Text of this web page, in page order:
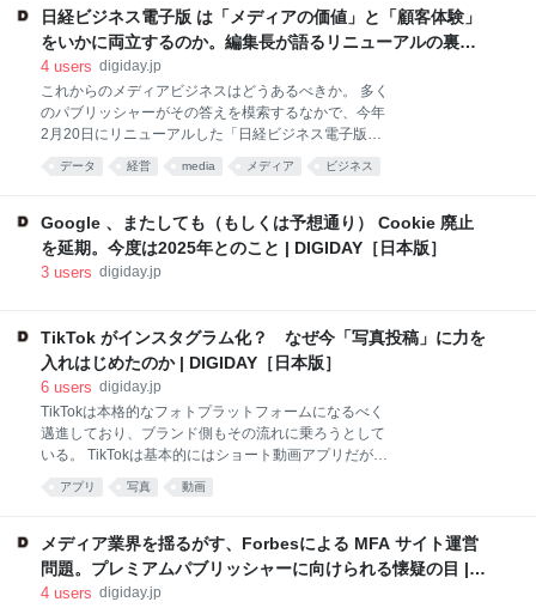
見抜き、コミュニケーションの深度を高めることはな
かなか難しい。 DIGIDAY[日本版]のインタビューシリ
ーズ「LOOK INSIDE！―マーケターの思考をのぞく
口に、そこに秘めたマーケターの想いや思考を追って
いく。 今回は、求人情報サービス「バイトル」を運営
するディップ株式会社でソーシャルメディア課長を務
める寄藤紀子氏に、同社の新事業である「ビズリア
日経ビジネス電子版 は「メディアの価値」と「顧客体験」
をいかに両立するのか。編集長が語るリニューアルの裏側 |
DIGIDAY［日本版］
4 users digiday.jp
これからのメディアビジネスはどうあるべきか。 多く
のパブリッシャーがその答えを模索するなかで、今年
2月20日にリニューアルした「日経ビジネス電子版」
は、読者を「顧客」に置き換えることで社内の意識を
変えていった。 今回の刷 […] これからのメディアビジ
答えを模索するなかで、今年2月20日にリニューアル
した「日経ビジネス電子版」は、読者を「顧客」に置
き換えることで社内の意識を変えていった。 今回の刷
コンサルティングとデザインを掛け合わせたサービス
で国内外に実績のあるグローバル・イノベーション・
ファーム「I&CO（アイアンドコー）」だ。
Advertisement 日経ビジネス電子版はどのようなプロ
セスを経て、どう生まれ変わったのか。そして今後の
メデ
データ 経営 media メディア ビジネス
Google 、またしても（もしくは予想通り） Cookie 廃止
を延期。今度は2025年とのこと | DIGIDAY［日本版］
3 users digiday.jp
TikTok がインスタグラム化？ なぜ今「写真投稿」に力を
入れはじめたのか | DIGIDAY［日本版］
6 users digiday.jp
TikTokは本格的なフォトプラットフォームになるべく
邁進しており、ブランド側もその流れに乗ろうとして
いる。 TikTokは基本的にはショート動画アプリだが、
提供するサービスを多様化し、競合他社との差をつけ
る方法として写 […] TikTokは本格的なフォトプラット
流れに乗ろうとしている。 TikTokは基本的にはショー
ト動画アプリだが、提供するサービスを多様化し、競
合他社との差をつける方法として写真や画像機能に注
アプリ 写真 動画
メディア業界を揺るがす、Forbesによる MFA サイト運営
問題。プレミアムパブリッシャーに向けられる懐疑の目 |
DIGIDAY［日本版］
4 users digiday.jp